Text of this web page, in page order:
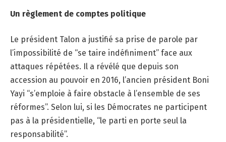
Un règlement de comptes politique
Le président Talon a justifié sa prise de parole par
l’impossibilité de “se taire indéfiniment” face aux
attaques répétées. Il a révélé que depuis son
accession au pouvoir en 2016, l’ancien président Boni
Yayi “s’emploie à faire obstacle à l’ensemble de ses
réformes”. Selon lui, si les Démocrates ne participent
pas à la présidentielle, “le parti en porte seul la
responsabilité”.